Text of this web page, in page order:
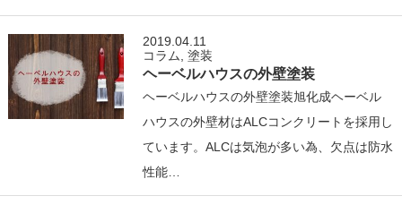
2019.04.11
コラム
,塗装
ヘーベルハウスの外壁塗装
ヘーベルハウスの外壁塗装旭化成ヘーベル
ハウスの外壁材はALCコンクリートを採用し
ています。ALCは気泡が多い為、欠点は防水
性能…